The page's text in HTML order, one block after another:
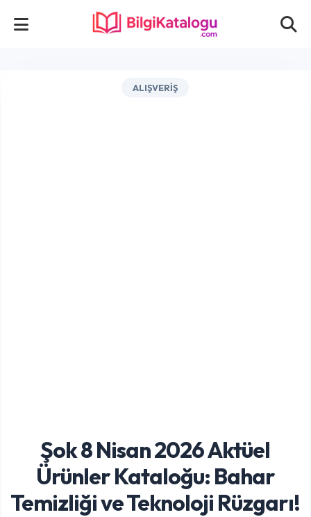
ALIŞVERIŞ
Şok 8 Nisan 2026 Aktüel
Ürünler Kataloğu: Bahar
Temizliği ve Teknoloji Rüzgarı!